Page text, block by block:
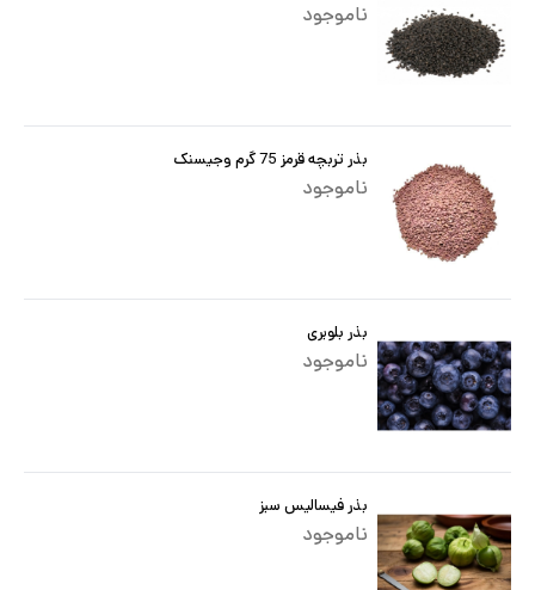
ناموجود
بذر تربچه قرمز 75 گرم وجیسنک
ناموجود
بذر بلوبری
ناموجود
بذر فیسالیس سبز
ناموجود